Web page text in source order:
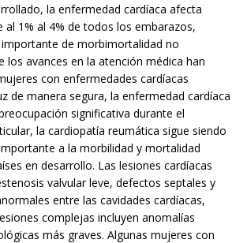
la enfermedad cardíaca afecta
al 1% al 4% de todos los embarazos,
de morbimortalidad no
los avances en la atención médica han
con enfermedades cardíacas
de manera segura, la enfermedad cardíaca
significativa durante el
la cardiopatía reumática sigue siendo
a la morbilidad y mortalidad
en desarrollo. Las lesiones cardíacas
valvular leve, defectos septales y
entre las cavidades cardíacas,
complejas incluyen anomalías
más graves. Algunas mujeres con